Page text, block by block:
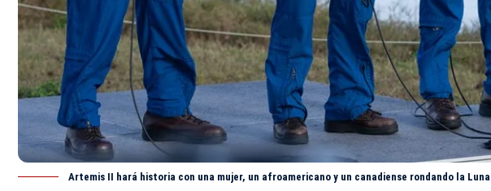
Artemis II hará historia con una mujer, un afroamericano y un canadiense rondando la Luna